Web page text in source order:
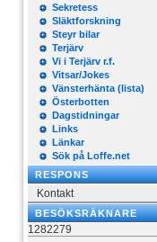
Sekretess
Släktforskning
Steyr bilar
Terjärv
Vi i Terjärv r.f.
Vitsar/Jokes
Vänsterhänta (lista)
Österbotten
Dagstidningar
Links
Länkar
Sök på Loffe.net
RESPONS
Kontakt
BESÖKSRÄKNARE
1282279